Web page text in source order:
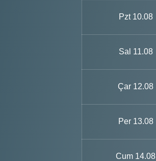
Pzt 10.08
Sal 11.08
Çar 12.08
Per 13.08
Cum 14.08